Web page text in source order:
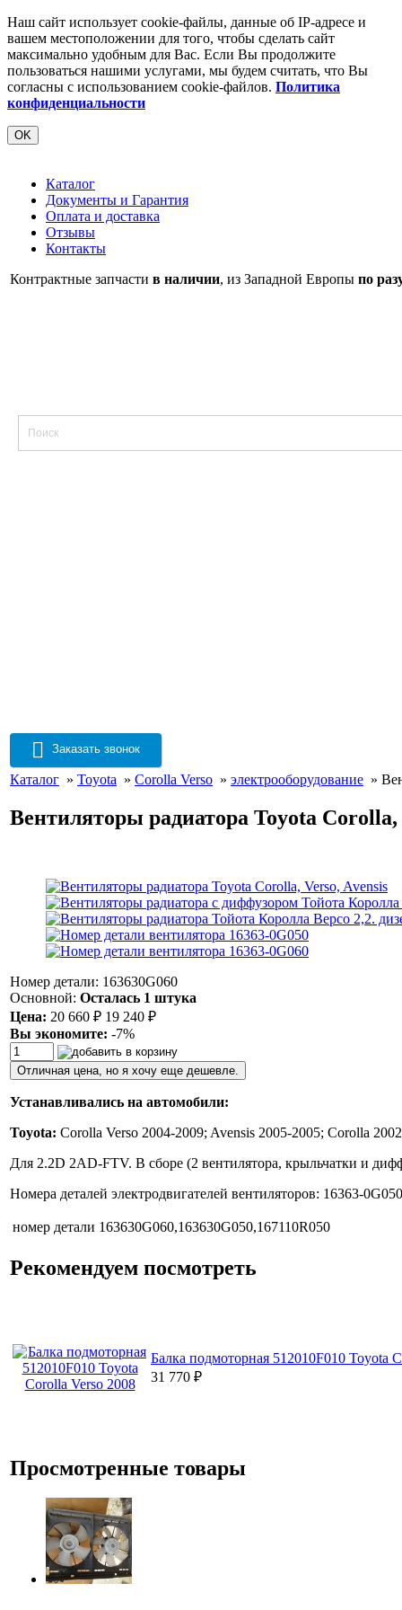
Наш сайт использует cookie-файлы, данные об IP-адресе и
вашем местоположении для того, чтобы сделать сайт
максимально удобным для Вас. Если Вы продолжите
пользоваться нашими услугами, мы будем считать, что Вы
согласны с использованием cookie-файлов. Политика
конфиденциальности
OK
Каталог
Документы и Гарантия
Оплата и доставка
Отзывы
Контакты
Контрактные запчасти в наличии, из Западной Европы по
Заказать звонок
Каталог » Toyota » Corolla Verso » электрооборудование »
Вентиляторы радиатора Toyota Corolla,
Номер детали: 163630G060
Основной: Осталась 1 штука
Цена: 20 660 ₽ 19 240 ₽
Вы экономите: -7%
Отличная цена, но я хочу еще дешевле.
Устанавливались на автомобили:
Toyota: Corolla Verso 2004-2009; Avensis 2005-2005; Corolla
Для 2.2D 2AD-FTV. В сборе (2 вентилятора, крыльчатки и
Номера деталей электродвигателей вентиляторов: 16363-
номер детали 163630G060,163630G050,167110R050
Рекомендуем посмотреть
Балка подмоторная 512010F010 Toyota
31 770 ₽
Просмотренные товары